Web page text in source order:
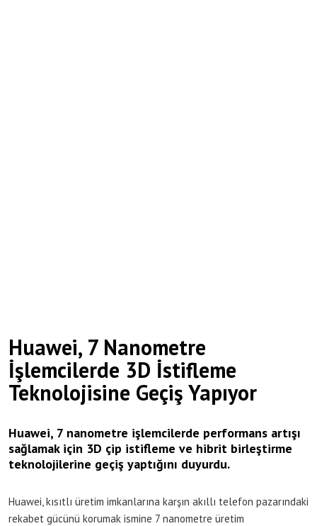
Huawei, 7 Nanometre
İşlemcilerde 3D İstifleme
Teknolojisine Geçiş Yapıyor
Huawei, 7 nanometre işlemcilerde performans artışı
sağlamak için 3D çip istifleme ve hibrit birleştirme
teknolojilerine geçiş yaptığını duyurdu.
Huawei, kısıtlı üretim imkanlarına karşın akıllı telefon pazarındaki
rekabet gücünü korumak ismine 7 nanometre üretim